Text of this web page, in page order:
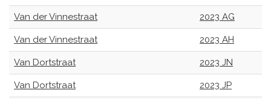
Van der Vinnestraat 2023 AG
Van der Vinnestraat 2023 AH
Van Dortstraat 2023 JN
Van Dortstraat 2023 JP